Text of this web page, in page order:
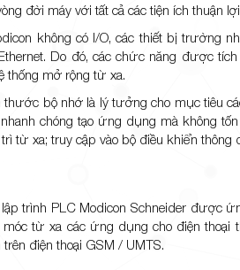
đời máy với tất cả các tiện ích thuận
không có I/O, các thiết bị trường
Do đó, các chức năng được
thống mở rộng từ xa.
bộ nhớ là lý tưởng cho mục tiêu
chóng tạo ứng dụng mà không
từ xa; truy cập vào bộ điều khiển thông
trình PLC Modicon Schneider được
từ xa các ứng dụng cho điện
điện thoại GSM / UMTS.